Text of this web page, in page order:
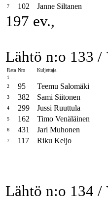
7 102 Janne Siltanen
197 ev.,
Lähtö n:o 133 /
Rata Nro Kuljettaja
1
2
95 Teemu Salomäki
3 382 Sami Siitonen
4 299 Jussi Ruuttula
5 162 Timo Venäläinen
6 431 Jari Muhonen
7 117 Riku Keljo
Lähtö n:o 134 /